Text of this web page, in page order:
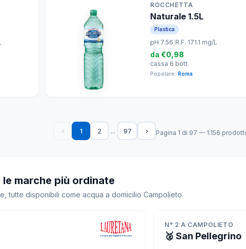
ROCCHETTA
Naturale 1.5L
Plastica
pH 7.56 R.F. 171.1 mg/L
da €0,98
cassa 6 bott.
Popolare: Roma
‹ 1 2 ... 97 › Pagina 1 di 97 — 1.156 prodotti
marche più ordinate
tutte disponibili come acqua a domicilio Campolieto.
N° 2 A CAMPOLIETO
🥈 San Pellegrino